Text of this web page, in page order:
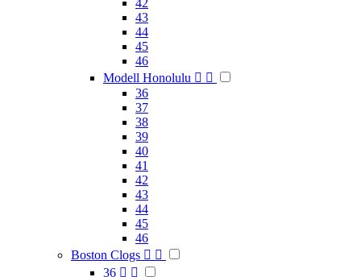
42
43
44
45
46
Modell Honolulu  
36
37
38
39
40
41
42
43
44
45
46
Boston Clogs  
36  